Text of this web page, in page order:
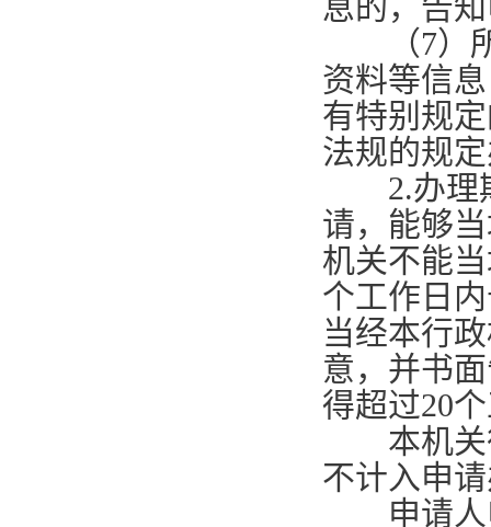
（7）
资料等信
有特别规
法规的规
2.办理
请，能够
机关不能
个工作日
当经本行
意，并书
得超过20
本机关
不计入申
申请人